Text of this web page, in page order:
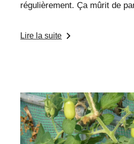
régulièrement. Ça mûrit de
Lire la suite